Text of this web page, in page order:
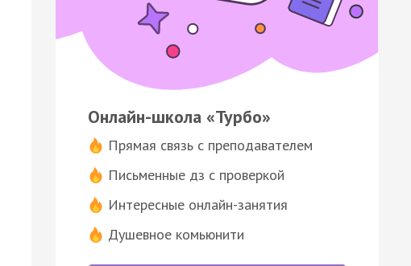
Онлайн-школа «Турбо»
Прямая связь с преподавателем
Письменные дз с проверкой
Интересные онлайн-занятия
Душевное комьюнити